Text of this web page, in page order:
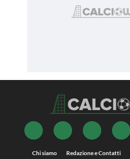
Chi siamo Redazione e Contatti